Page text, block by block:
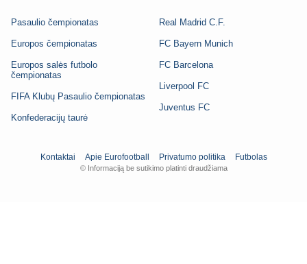
Pasaulio čempionatas
Europos čempionatas
Europos salės futbolo
čempionatas
FIFA Klubų Pasaulio čempionatas
Konfederacijų taurė
Real Madrid C.F.
FC Bayern Munich
FC Barcelona
Liverpool FC
Juventus FC
Kontaktai Apie Eurofootball Privatumo politika Futbolas
© Informaciją be sutikimo platinti draudžiama